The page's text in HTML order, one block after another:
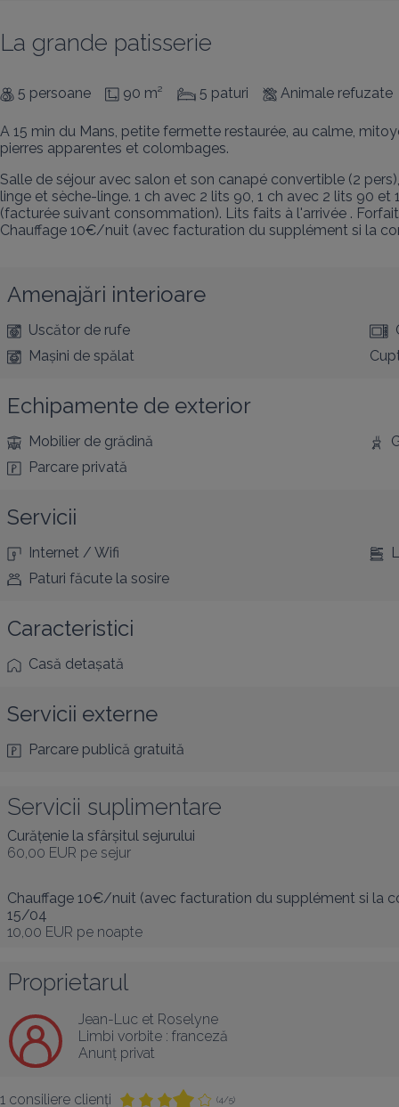
La grande patisserie
5 persoane 90 m² 5 paturi Animale refuzate
A 15 min du Mans, petite fermette restaurée, au calme,
pierres apparentes et colombages.
Salle de séjour avec salon et son canapé convertible (2
linge et sèche-linge. 1 ch avec 2 lits 90, 1 ch avec 2 lits 90
(facturée suivant consommation). Lits faits à l'arrivée .
Chauffage 10€/nuit (avec facturation du supplément si la
Amenajări interioare
Uscător de rufe
Mașini de spălat
Echipamente de exterior
Mobilier de grădină
Parcare privată
Servicii
Internet / Wifi
Paturi făcute la sosire
Caracteristici
Casă detașată
Servicii externe
Parcare publică gratuită
Servicii suplimentare
Curățenie la sfârșitul sejurului
60,00 EUR pe sejur
Chauffage 10€/nuit (avec facturation du supplément si la
15/04
10,00 EUR pe noapte
Proprietarul
Jean-Luc et Roselyne
Limbi vorbite : franceză
Anunț privat
1 consiliere clienți (4/5)